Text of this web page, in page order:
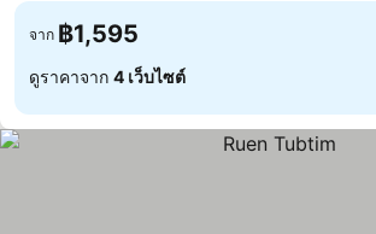
จาก ฿1,595
ดูราคาจาก 4 เว็บไซต์